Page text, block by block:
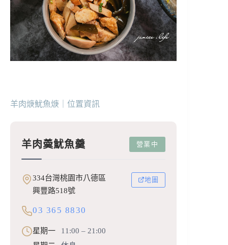
羊肉焿魷魚焿｜位置資訊
羊肉羮魷魚羹 營業中
334台灣桃園市八德區
興豐路518號
地圖
03 365 8830
星期一
11:00 – 21:00